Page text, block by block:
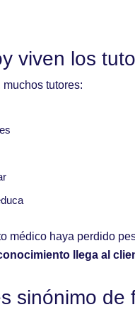
viven los
tutores:
médico haya perdido
llega al
sinónimo de